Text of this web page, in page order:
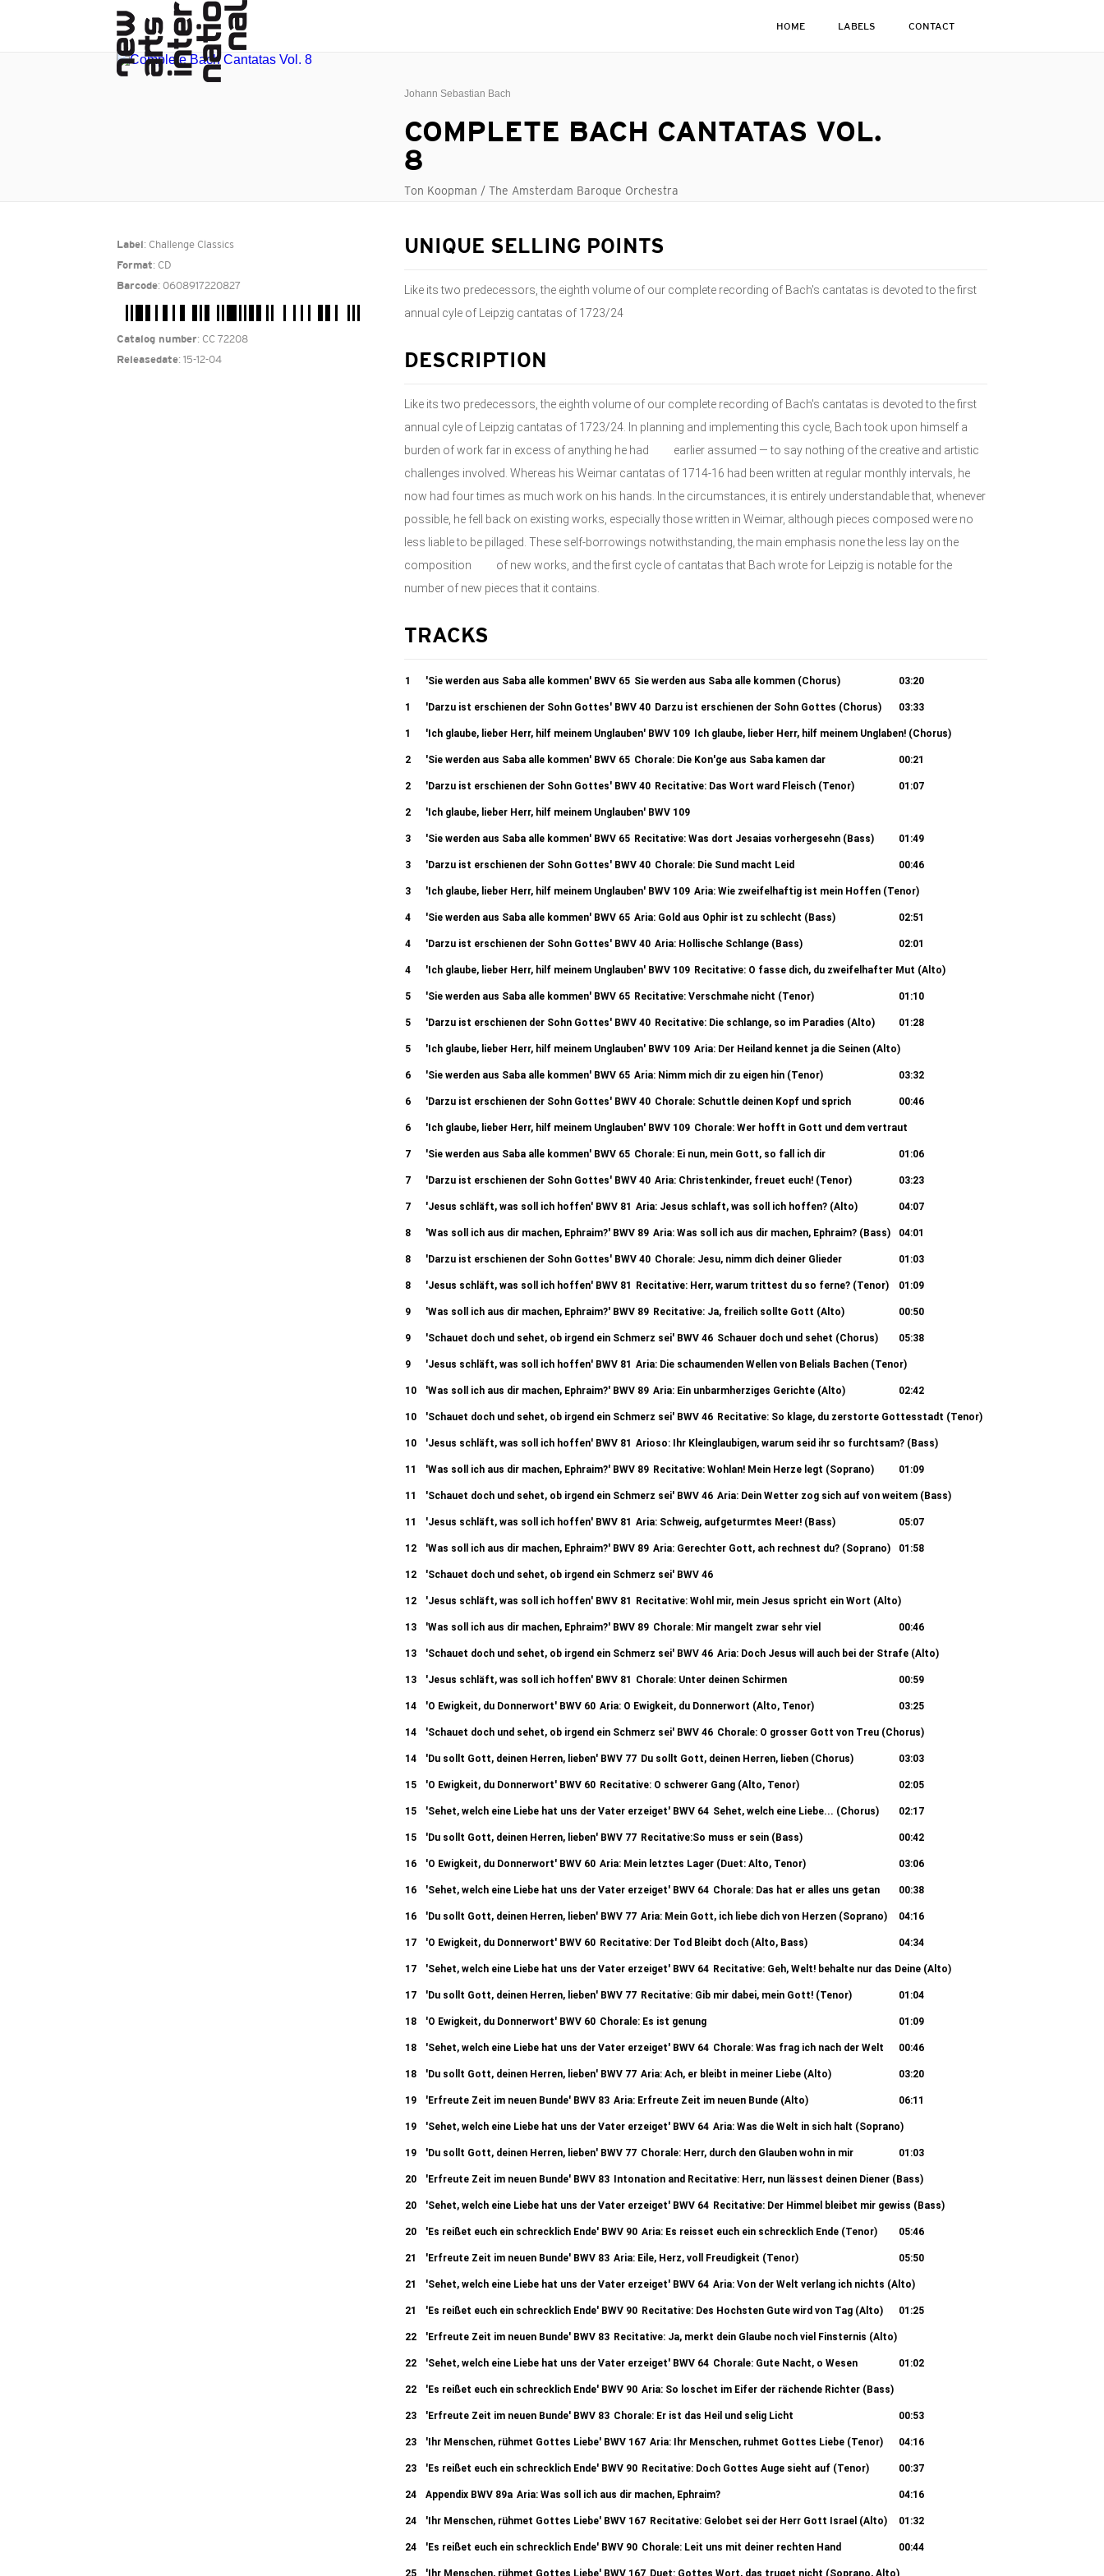
HOME LABELS CONTACT
Johann Sebastian Bach
COMPLETE BACH CANTATAS VOL.
8
Ton Koopman / The Amsterdam Baroque Orchestra
Label : Challenge Classics
Format: CD
Barcode: 0608917220827
Catalog number: CC 72208
Releasedate: 15-12-04
UNIQUE SELLING POINTS
Like its two predecessors, the eighth volume of our complete recording of Bach's cantatas is devoted to the first
annual cyle of Leipzig cantatas of 1723/24
DESCRIPTION
Like its two predecessors, the eighth volume of our complete recording of Bach's cantatas is devoted to the first
annual cyle of Leipzig cantatas of 1723/24. In planning and implementing this cycle, Bach took upon himself a
burden of work far in excess of anything he had earlier assumed — to say nothing of the creative and artistic
challenges involved. Whereas his Weimar cantatas of 1714-16 had been written at regular monthly intervals, he
now had four times as much work on his hands. In the circumstances, it is entirely understandable that, whenever
possible, he fell back on existing works, especially those written in Weimar, although pieces composed were no
less liable to be pillaged. These self-borrowings notwithstanding, the main emphasis none the less lay on the
composition of new works, and the first cycle of cantatas that Bach wrote for Leipzig is notable for the
number of new pieces that it contains.
TRACKS
1 'Sie werden aus Saba alle kommen' BWV 65 Sie werden aus Saba alle kommen (Chorus) 03:20
1 'Darzu ist erschienen der Sohn Gottes' BWV 40 Darzu ist erschienen der Sohn Gottes (Chorus) 03:33
1 'Ich glaube, lieber Herr, hilf meinem Unglauben' BWV 109 Ich glaube, lieber Herr, hilf meinem Unglaben! (Chorus)
06:13
2 'Sie werden aus Saba alle kommen' BWV 65 Chorale: Die Kon'ge aus Saba kamen dar 00:21
2 'Darzu ist erschienen der Sohn Gottes' BWV 40 Recitative: Das Wort ward Fleisch (Tenor) 01:07
2 'Ich glaube, lieber Herr, hilf meinem Unglauben' BWV 109
Recitative: Des Herren Hand ist ja noch nicht verkurzt (Tenor) 01:20
3 'Sie werden aus Saba alle kommen' BWV 65 Recitative: Was dort Jesaias vorhergesehn (Bass) 01:49
3 'Darzu ist erschienen der Sohn Gottes' BWV 40 Chorale: Die Sund macht Leid 00:46
3 'Ich glaube, lieber Herr, hilf meinem Unglauben' BWV 109 Aria: Wie zweifelhaftig ist mein Hoffen (Tenor)
4 'Sie werden aus Saba alle kommen' BWV 65 Aria: Gold aus Ophir ist zu schlecht (Bass) 02:51
4 'Darzu ist erschienen der Sohn Gottes' BWV 40 Aria: Hollische Schlange (Bass) 02:01
4 'Ich glaube, lieber Herr, hilf meinem Unglauben' BWV 109 Recitative: O fasse dich, du zweifelhafter Mut (Alto)
00:33
5 'Sie werden aus Saba alle kommen' BWV 65 Recitative: Verschmahe nicht (Tenor) 01:10
5 'Darzu ist erschienen der Sohn Gottes' BWV 40 Recitative: Die schlange, so im Paradies (Alto) 01:28
5 'Ich glaube, lieber Herr, hilf meinem Unglauben' BWV 109 Aria: Der Heiland kennet ja die Seinen (Alto)
6 'Sie werden aus Saba alle kommen' BWV 65 Aria: Nimm mich dir zu eigen hin (Tenor) 03:32
6 'Darzu ist erschienen der Sohn Gottes' BWV 40 Chorale: Schuttle deinen Kopf und sprich 00:46
6 'Ich glaube, lieber Herr, hilf meinem Unglauben' BWV 109 Chorale: Wer hofft in Gott und dem vertraut
7 'Sie werden aus Saba alle kommen' BWV 65 Chorale: Ei nun, mein Gott, so fall ich dir 01:06
7 'Darzu ist erschienen der Sohn Gottes' BWV 40 Aria: Christenkinder, freuet euch! (Tenor) 03:23
7 'Jesus schläft, was soll ich hoffen' BWV 81 Aria: Jesus schlaft, was soll ich hoffen? (Alto) 04:07
8 'Was soll ich aus dir machen, Ephraim?' BWV 89 Aria: Was soll ich aus dir machen, Ephraim? (Bass) 04:01
8 'Darzu ist erschienen der Sohn Gottes' BWV 40 Chorale: Jesu, nimm dich deiner Glieder 01:03
8 'Jesus schläft, was soll ich hoffen' BWV 81 Recitative: Herr, warum trittest du so ferne? (Tenor) 01:09
9 'Was soll ich aus dir machen, Ephraim?' BWV 89 Recitative: Ja, freilich sollte Gott (Alto) 00:50
9 'Schauet doch und sehet, ob irgend ein Schmerz sei' BWV 46 Schauer doch und sehet (Chorus) 05:38
9 'Jesus schläft, was soll ich hoffen' BWV 81 Aria: Die schaumenden Wellen von Belials Bachen (Tenor)
10 'Was soll ich aus dir machen, Ephraim?' BWV 89 Aria: Ein unbarmherziges Gerichte (Alto) 02:42
10 'Schauet doch und sehet, ob irgend ein Schmerz sei' BWV 46 Recitative: So klage, du zerstorte Gottesstadt (Tenor)
01:38
10 'Jesus schläft, was soll ich hoffen' BWV 81 Arioso: Ihr Kleinglaubigen, warum seid ihr so furchtsam? (Bass)
01:21
11 'Was soll ich aus dir machen, Ephraim?' BWV 89 Recitative: Wohlan! Mein Herze legt (Soprano) 01:09
11 'Schauet doch und sehet, ob irgend ein Schmerz sei' BWV 46 Aria: Dein Wetter zog sich auf von weitem (Bass)
03:42
11 'Jesus schläft, was soll ich hoffen' BWV 81 Aria: Schweig, aufgeturmtes Meer! (Bass) 05:07
12 'Was soll ich aus dir machen, Ephraim?' BWV 89 Aria: Gerechter Gott, ach rechnest du? (Soprano) 01:58
12 'Schauet doch und sehet, ob irgend ein Schmerz sei' BWV 46
Recitative: Doch bildet euch, o Sunder, ja nicht ein (Alto) 00:37
12 'Jesus schläft, was soll ich hoffen' BWV 81 Recitative: Wohl mir, mein Jesus spricht ein Wort (Alto)
13 'Was soll ich aus dir machen, Ephraim?' BWV 89 Chorale: Mir mangelt zwar sehr viel 00:46
13 'Schauet doch und sehet, ob irgend ein Schmerz sei' BWV 46 Aria: Doch Jesus will auch bei der Strafe (Alto)
03:44
13 'Jesus schläft, was soll ich hoffen' BWV 81 Chorale: Unter deinen Schirmen 00:59
14 'O Ewigkeit, du Donnerwort' BWV 60 Aria: O Ewigkeit, du Donnerwort (Alto, Tenor) 03:25
14 'Schauet doch und sehet, ob irgend ein Schmerz sei' BWV 46 Chorale: O grosser Gott von Treu (Chorus)
14 'Du sollt Gott, deinen Herren, lieben' BWV 77 Du sollt Gott, deinen Herren, lieben (Chorus) 03:03
15 'O Ewigkeit, du Donnerwort' BWV 60 Recitative: O schwerer Gang (Alto, Tenor) 02:05
15 'Sehet, welch eine Liebe hat uns der Vater erzeiget' BWV 64 Sehet, welch eine Liebe... (Chorus) 02:17
15 'Du sollt Gott, deinen Herren, lieben' BWV 77 Recitative:So muss er sein (Bass) 00:42
16 'O Ewigkeit, du Donnerwort' BWV 60 Aria: Mein letztes Lager (Duet: Alto, Tenor) 03:06
16 'Sehet, welch eine Liebe hat uns der Vater erzeiget' BWV 64 Chorale: Das hat er alles uns getan 00:38
16 'Du sollt Gott, deinen Herren, lieben' BWV 77 Aria: Mein Gott, ich liebe dich von Herzen (Soprano) 04:16
17 'O Ewigkeit, du Donnerwort' BWV 60 Recitative: Der Tod Bleibt doch (Alto, Bass) 04:34
17 'Sehet, welch eine Liebe hat uns der Vater erzeiget' BWV 64 Recitative: Geh, Welt! behalte nur das Deine (Alto)
00:42
17 'Du sollt Gott, deinen Herren, lieben' BWV 77 Recitative: Gib mir dabei, mein Gott! (Tenor) 01:04
18 'O Ewigkeit, du Donnerwort' BWV 60 Chorale: Es ist genung 01:09
18 'Sehet, welch eine Liebe hat uns der Vater erzeiget' BWV 64 Chorale: Was frag ich nach der Welt 00:46
18 'Du sollt Gott, deinen Herren, lieben' BWV 77 Aria: Ach, er bleibt in meiner Liebe (Alto) 03:20
19 'Erfreute Zeit im neuen Bunde' BWV 83 Aria: Erfreute Zeit im neuen Bunde (Alto) 06:11
19 'Sehet, welch eine Liebe hat uns der Vater erzeiget' BWV 64 Aria: Was die Welt in sich halt (Soprano)
19 'Du sollt Gott, deinen Herren, lieben' BWV 77 Chorale: Herr, durch den Glauben wohn in mir 01:03
20 'Erfreute Zeit im neuen Bunde' BWV 83 Intonation and Recitative: Herr, nun lässest deinen Diener (Bass)
20 'Sehet, welch eine Liebe hat uns der Vater erzeiget' BWV 64 Recitative: Der Himmel bleibet mir gewiss (Bass)
01:09
20 'Es reißet euch ein schrecklich Ende' BWV 90 Aria: Es reisset euch ein schrecklich Ende (Tenor) 05:46
21 'Erfreute Zeit im neuen Bunde' BWV 83 Aria: Eile, Herz, voll Freudigkeit (Tenor) 05:50
21 'Sehet, welch eine Liebe hat uns der Vater erzeiget' BWV 64 Aria: Von der Welt verlang ich nichts (Alto)
21 'Es reißet euch ein schrecklich Ende' BWV 90 Recitative: Des Hochsten Gute wird von Tag (Alto) 01:25
22 'Erfreute Zeit im neuen Bunde' BWV 83 Recitative: Ja, merkt dein Glaube noch viel Finsternis (Alto)
22 'Sehet, welch eine Liebe hat uns der Vater erzeiget' BWV 64 Chorale: Gute Nacht, o Wesen 01:02
22 'Es reißet euch ein schrecklich Ende' BWV 90 Aria: So loschet im Eifer der rächende Richter (Bass)
23 'Erfreute Zeit im neuen Bunde' BWV 83 Chorale: Er ist das Heil und selig Licht 00:53
23 'Ihr Menschen, rühmet Gottes Liebe' BWV 167 Aria: Ihr Menschen, ruhmet Gottes Liebe (Tenor) 04:16
23 'Es reißet euch ein schrecklich Ende' BWV 90 Recitative: Doch Gottes Auge sieht auf (Tenor) 00:37
24 Appendix BWV 89a Aria: Was soll ich aus dir machen, Ephraim? 04:16
24 'Ihr Menschen, rühmet Gottes Liebe' BWV 167 Recitative: Gelobet sei der Herr Gott Israel (Alto) 01:32
24 'Es reißet euch ein schrecklich Ende' BWV 90 Chorale: Leit uns mit deiner rechten Hand 00:44
25 'Ihr Menschen, rühmet Gottes Liebe' BWV 167 Duet: Gottes Wort, das truget nicht (Soprano, Alto)